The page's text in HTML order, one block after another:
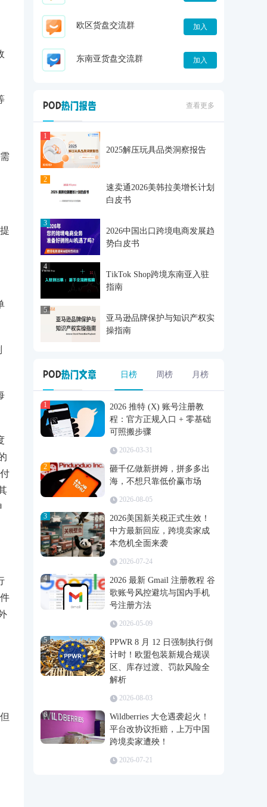
欧区货盘交流群 加入
东南亚货盘交流群 加入
查看更多
1
2025解压玩具品类洞察报告
2
速卖通2026美韩拉美增长计划
白皮书
3
2026中国出口跨境电商发展趋
势白皮书
4
TikTok Shop跨境东南亚入驻
指南
5
亚马逊品牌保护与知识产权实
操指南
日榜 周榜 月榜
1
2026 推特 (X) 账号注册教
程：官方正规入口 + 零基础
可照搬步骤
2026-03-31
2
砸千亿做新拼姆，拼多多出
海，不想只靠低价赢市场
2026-08-05
3
2026美国新关税正式生效！
中方最新回应，跨境卖家成
本危机全面来袭
2026-07-24
4
2026 最新 Gmail 注册教程 谷
歌账号风控避坑与国内手机
号注册方法
2026-05-09
5
PPWR 8 月 12 日强制执行倒
计时！欧盟包装新规合规误
区、库存过渡、罚款风险全
解析
2026-08-03
6
Wildberries 大仓遇袭起火！
平台改协议拒赔，上万中国
跨境卖家遭殃！
2026-07-21